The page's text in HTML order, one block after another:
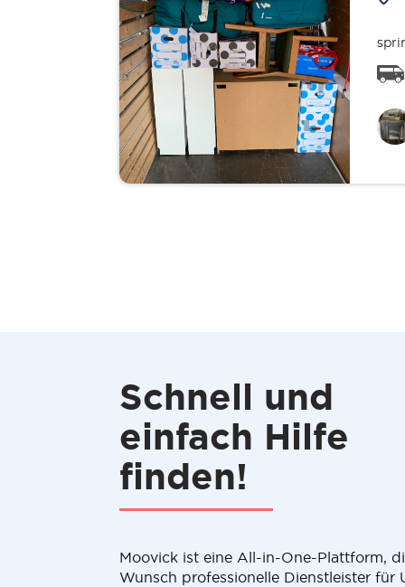
Schnell und
einfach Hilfe
finden!
Moovick ist eine All-in-One-Plattform,
Wunsch professionelle Dienstleister für